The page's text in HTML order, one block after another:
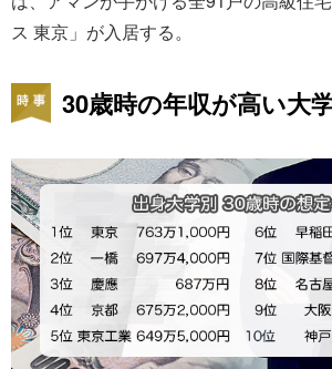
ス 東京」が入居する。
30歳時の年収が高い大